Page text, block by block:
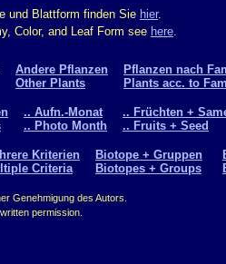
und Blattform finden Sie hier.
Color, and Leaf Form see here.
Andere Pflanzen
Other Plants
Pflanzen nach
Plants acc. to
.. Aufn.-Monat
.. Photo Month
.. Früchten +
.. Fruits + Seed
Kriterien
Criteria
Biotope + Gruppen
Biotopes + Groups
Genehmigung des Autors.
permission.